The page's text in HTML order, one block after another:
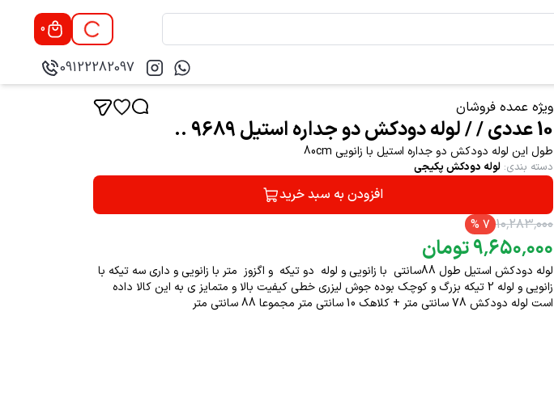
0
09122282097
ویژه عمده فروشان
10 عددی / / لوله دودکش دو جداره استیل 9689 ..
طول این لوله دودکش دو جداره استیل با زانویی 80cm
دسته بندی: لوله دودکش پکیجی
افزودن به سبد خرید
۱۰٬۲۸۳٬۰۰۰ 7
%
۹٬۶۵۰٬۰۰۰ تومان
لوله دودکش استیل طول 88سانتی با زانویی و لوله دو تیکه و اگزوز متر با زانویی و داری سه تیکه با
زانویی و لوله 2 تیکه بزرگ و کوچک بوده جوش لیزری خطی کیفیت بالا و متمایز ی به این کالا داده
است لوله دودکش 78 سانتی متر + کلاهک 10 سانتی متر مجموعا 88 سانتی متر